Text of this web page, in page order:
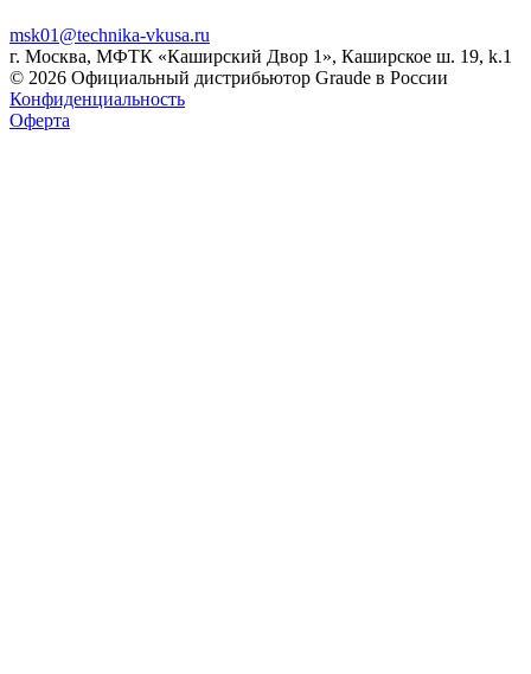
msk01@technika-vkusa.ru
г. Москва, МФТК «Каширский Двор 1», Каширское ш. 19, k.1
© 2026 Официальный дистрибьютор Graude в России
Конфиденциальность
Оферта